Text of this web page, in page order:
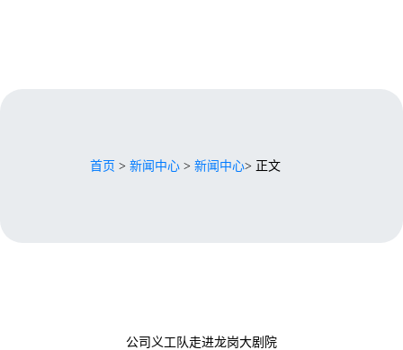
首页 > 新闻中心 > 新闻中心> 正文
公司义工队走进龙岗大剧院